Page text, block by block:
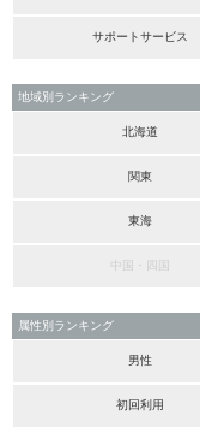
サポートサービス
地域別ランキング
北海道
関東
東海
中国・四国
属性別ランキング
男性
初回利用